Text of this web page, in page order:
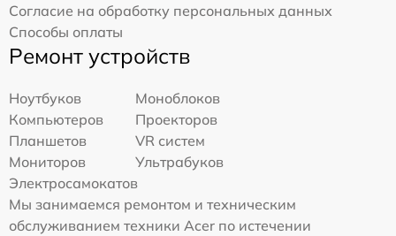
Согласие на обработку персональных данных
Способы оплаты
Ремонт устройств
Ноутбуков
Моноблоков
Компьютеров
Проекторов
Планшетов
VR систем
Мониторов
Ультрабуков
Электросамокатов
Мы занимаемся ремонтом и техническим
обслуживанием техники Acer по истечении